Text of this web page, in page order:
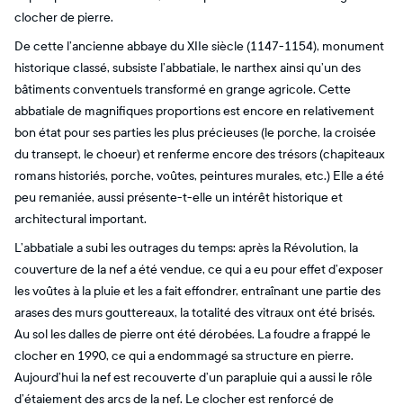
clocher de pierre.
De cette l’ancienne abbaye du XIIe siècle (1147-1154), monument
historique classé, subsiste l’abbatiale, le narthex ainsi qu’un des
bâtiments conventuels transformé en grange agricole. Cette
abbatiale de magnifiques proportions est encore en relativement
bon état pour ses parties les plus précieuses (le porche, la croisée
du transept, le choeur) et renferme encore des trésors (chapiteaux
romans historiés, porche, voûtes, peintures murales, etc.) Elle a été
peu remaniée, aussi présente-t-elle un intérêt historique et
architectural important.
L’abbatiale a subi les outrages du temps: après la Révolution, la
couverture de la nef a été vendue, ce qui a eu pour effet d’exposer
les voûtes à la pluie et les a fait effondrer, entraînant une partie des
arases des murs gouttereaux, la totalité des vitraux ont été brisés.
Au sol les dalles de pierre ont été dérobées. La foudre a frappé le
clocher en 1990, ce qui a endommagé sa structure en pierre.
Aujourd’hui la nef est recouverte d’un parapluie qui a aussi le rôle
d’étaiement des arcs de la nef. Le clocher est renforcé de